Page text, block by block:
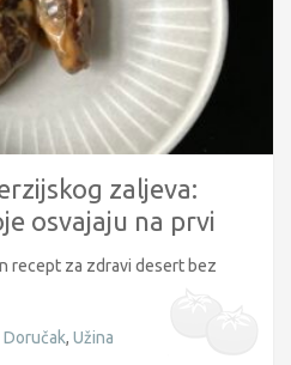
zaljeva:
osvajaju na prvi
recept za zdravi desert bez
Doručak, Užina